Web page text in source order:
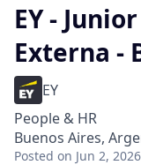
EY -
Externa -
EY
People & HR
Buenos Aires,
Posted on Jun 2, 2026